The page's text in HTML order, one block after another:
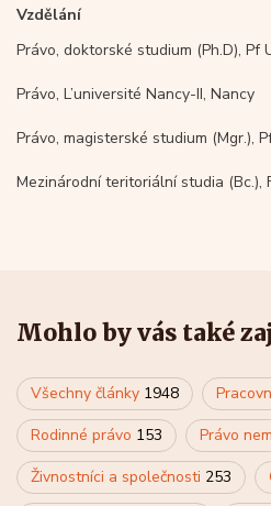
Vzdělání
Právo, doktorské studium (Ph.D), Pf
Právo, L’université Nancy-II, Nancy
Právo, magisterské studium (Mgr.),
Mezinárodní teritoriální studia (Bc.),
Mohlo by vás také
Všechny články 1948
Rodinné právo 153 Právo
Živnostníci a společnosti 253